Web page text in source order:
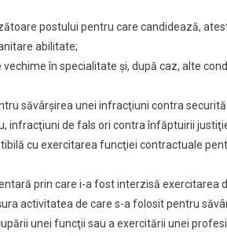
postului pentru care candidează,
abilitate;
în specialitate şi, după caz, alte
săvârşirea unei infracţiuni contra
infracţiuni de fals ori contra înfăptuirii
cu exercitarea funcţiei contractuale
prin care i-a fost interzisă exercitarea
activitatea de care s-a folosit pentru
unei funcţii sau a exercitării unei